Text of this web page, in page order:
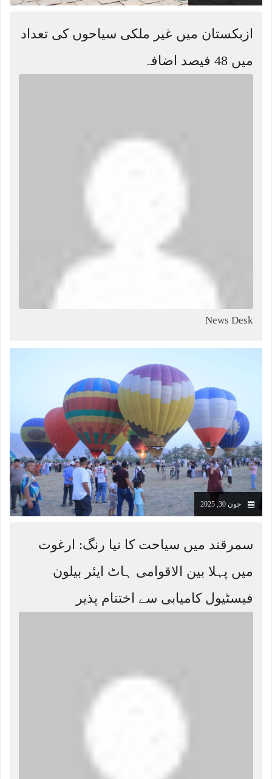
ازبکستان میں غیر ملکی سیاحوں کی تعداد
میں 48 فیصد اضافہ
News Desk
جون 30, 2025
سمرقند میں سیاحت کا نیا رنگ: ارغوت
میں پہلا بین الاقوامی ہاٹ ایئر بیلون
فیسٹیول کامیابی سے اختتام پذیر